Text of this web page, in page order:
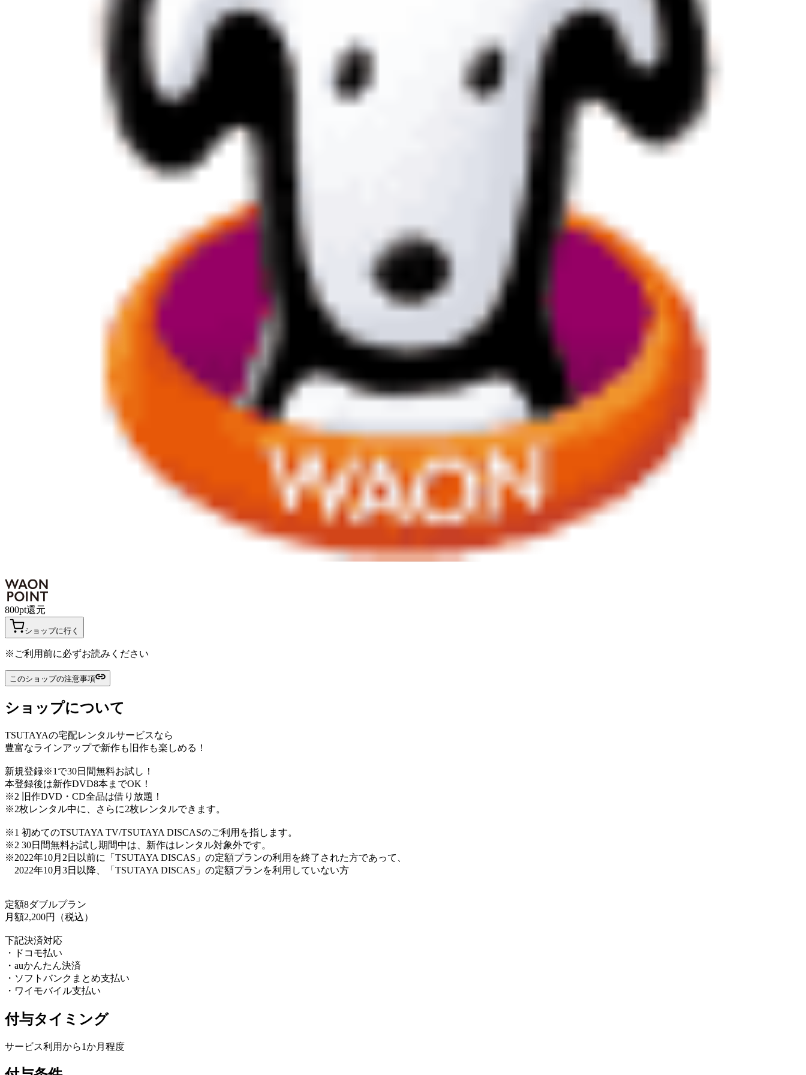
800pt還元
ショップに行く
※ご利用前に必ずお読みください
このショップの注意事項
ショップについて
TSUTAYAの宅配レンタルサービスなら
豊富なラインアップで新作も旧作も楽しめる！
新規登録※1で30日間無料お試し！
本登録後は新作DVD8本までOK！
※2 旧作DVD・CD全品は借り放題！
※2枚レンタル中に、さらに2枚レンタルできます。
※1 初めてのTSUTAYA TV/TSUTAYA DISCASのご利用を指します。
※2 30日間無料お試し期間中は、新作はレンタル対象外です。
※2022年10月2日以前に「TSUTAYA DISCAS」の定額プランの利用を終了された方であって、
2022年10月3日以降、「TSUTAYA DISCAS」の定額プランを利用していない方
定額8ダブルプラン
月額2,200円（税込）
下記決済対応
・ドコモ払い
・auかんたん決済
・ソフトバンクまとめ支払い
・ワイモバイル支払い
付与タイミング
サービス利用から1か月程度